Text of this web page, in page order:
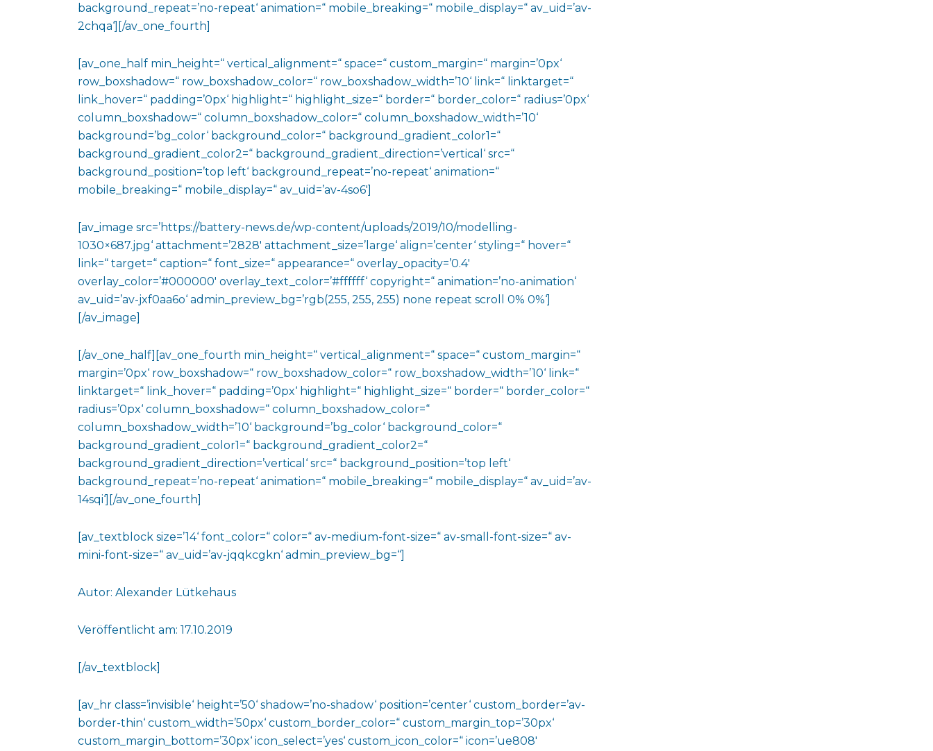
background_repeat=’no-repeat‘ animation=“ mobile_breaking=“ mobile_display=“ av_uid=’av-
2chqa‘][/av_one_fourth]
[av_one_half min_height=“ vertical_alignment=“ space=“ custom_margin=“ margin=’0px‘
row_boxshadow=“ row_boxshadow_color=“ row_boxshadow_width=’10‘ link=“ linktarget=“
link_hover=“ padding=’0px‘ highlight=“ highlight_size=“ border=“ border_color=“ radius=’0px‘
column_boxshadow=“ column_boxshadow_color=“ column_boxshadow_width=’10‘
background=’bg_color‘ background_color=“ background_gradient_color1=“
background_gradient_color2=“ background_gradient_direction=’vertical‘ src=“
background_position=’top left‘ background_repeat=’no-repeat‘ animation=“
mobile_breaking=“ mobile_display=“ av_uid=’av-4so6′]
[av_image src=’https://battery-news.de/wp-content/uploads/2019/10/modelling-
1030×687.jpg‘ attachment=’2828′ attachment_size=’large‘ align=’center‘ styling=“ hover=“
link=“ target=“ caption=“ font_size=“ appearance=“ overlay_opacity=’0.4′
overlay_color=’#000000′ overlay_text_color=’#ffffff‘ copyright=“ animation=’no-animation‘
av_uid=’av-jxf0aa6o‘ admin_preview_bg=’rgb(255, 255, 255) none repeat scroll 0% 0%‘]
[/av_image]
[/av_one_half][av_one_fourth min_height=“ vertical_alignment=“ space=“ custom_margin=“
margin=’0px‘ row_boxshadow=“ row_boxshadow_color=“ row_boxshadow_width=’10‘ link=“
linktarget=“ link_hover=“ padding=’0px‘ highlight=“ highlight_size=“ border=“ border_color=“
radius=’0px‘ column_boxshadow=“ column_boxshadow_color=“
column_boxshadow_width=’10‘ background=’bg_color‘ background_color=“
background_gradient_color1=“ background_gradient_color2=“
background_gradient_direction=’vertical‘ src=“ background_position=’top left‘
background_repeat=’no-repeat‘ animation=“ mobile_breaking=“ mobile_display=“ av_uid=’av-
14sqi‘][/av_one_fourth]
[av_textblock size=’14‘ font_color=“ color=“ av-medium-font-size=“ av-small-font-size=“ av-
mini-font-size=“ av_uid=’av-jqqkcgkn‘ admin_preview_bg=“]
Autor: Alexander Lütkehaus
Veröffentlicht am: 17.10.2019
[/av_textblock]
[av_hr class=’invisible‘ height=’50‘ shadow=’no-shadow‘ position=’center‘ custom_border=’av-
border-thin‘ custom_width=’50px‘ custom_border_color=“ custom_margin_top=’30px‘
custom_margin_bottom=’30px‘ icon_select=’yes‘ custom_icon_color=“ icon=’ue808′